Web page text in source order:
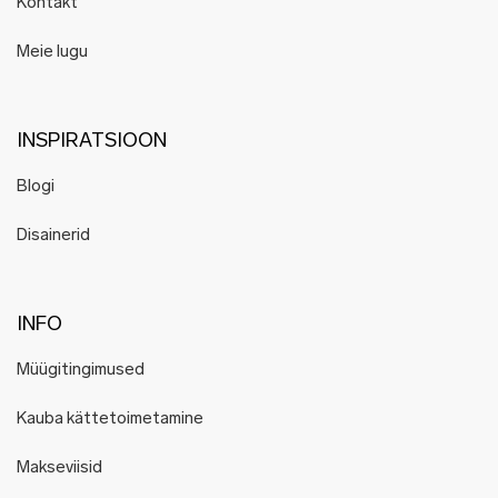
Kontakt
Meie lugu
INSPIRATSIOON
Blogi
Disainerid
INFO
Müügitingimused
Kauba kättetoimetamine
Makseviisid